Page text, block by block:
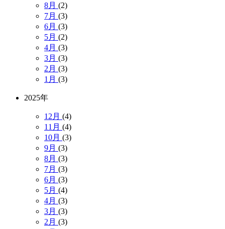
8月 (2)
7月 (3)
6月 (3)
5月 (2)
4月 (3)
3月 (3)
2月 (3)
1月 (3)
2025年
12月 (4)
11月 (4)
10月 (3)
9月 (3)
8月 (3)
7月 (3)
6月 (3)
5月 (4)
4月 (3)
3月 (3)
2月 (3)